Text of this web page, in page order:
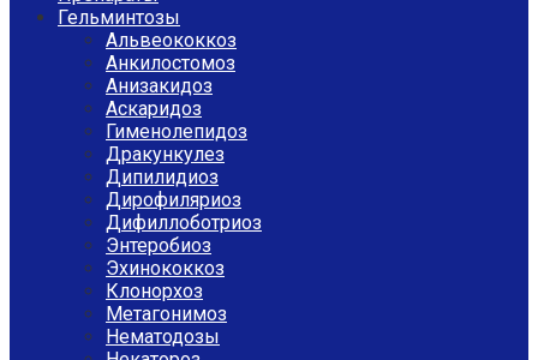
Гельминтозы
Альвеококкоз
Анкилостомоз
Анизакидоз
Аскаридоз
Гименолепидоз
Дракункулез
Дипилидиоз
Дирофиляриоз
Дифиллоботриоз
Энтеробиоз
Эхинококкоз
Клонорхоз
Метагонимоз
Нематодозы